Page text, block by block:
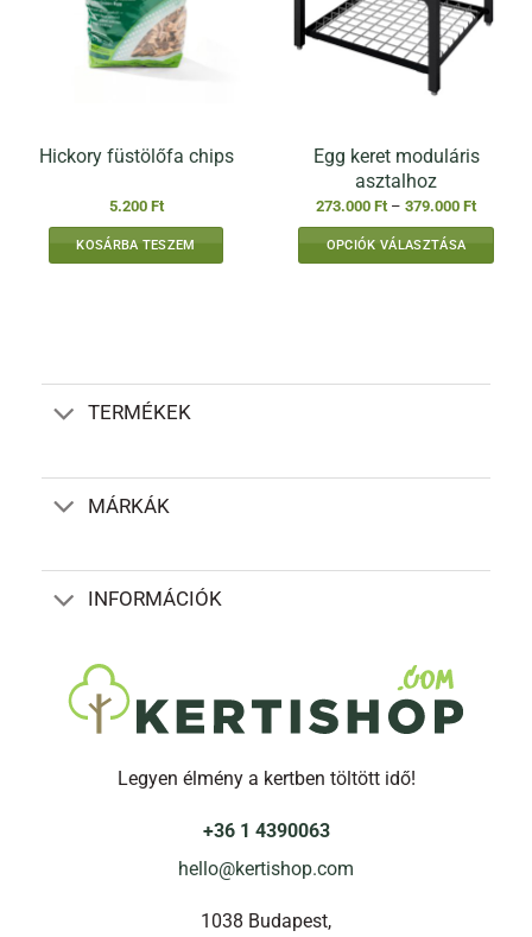
a
termékoldalon
választhatók
Hickory füstölőfa chips
5.200 Ft
KOSÁRBA TESZEM
Egg keret moduláris
asztalhoz
273.000 Ft – 379.000 Ft
OPCIÓK VÁLASZTÁSA
a
TERMÉKEK
MÁRKÁK
INFORMÁCIÓK
Legyen élmény a kertben töltött idő!
+36 1 4390063
hello@kertishop.com
1038 Budapest,